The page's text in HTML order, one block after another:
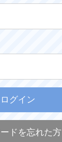
ログイン
ドを忘れた方